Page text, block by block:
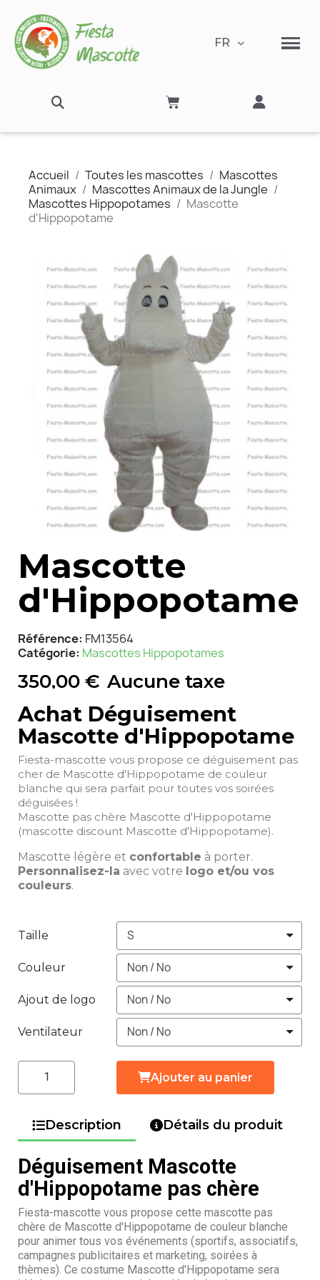
FR
Accueil Toutes les mascottes
Mascottes
Animaux
Mascottes Animaux de la Jungle
Mascottes Hippopotames
Mascotte
d'Hippopotame
Mascotte
d'Hippopotame
Référence FM13564
Catégorie Mascottes Hippopotames
350,00 € Aucune taxe
Achat Déguisement
Mascotte d'Hippopotame
Fiesta-mascotte vous propose ce déguisement pas
cher de Mascotte d'Hippopotame de couleur
blanche qui sera parfait pour toutes vos soirées
déguisées !
Mascotte pas chère Mascotte d'Hippopotame
(mascotte discount Mascotte d'Hippopotame).
Mascotte légère et confortable à porter.
Personnalisez-la avec votre logo et/ou vos
couleurs.
Taille
Couleur
Ajout de logo
Ventilateur
Ajouter au panier
Description Détails du produit
Déguisement Mascotte
d'Hippopotame pas chère
Fiesta-mascotte vous propose cette mascotte pas
chère de Mascotte d'Hippopotame de couleur blanche
pour animer tous vos événements (sportifs, associatifs,
campagnes publicitaires et marketing, soirées à
thèmes). Ce costume Mascotte d'Hippopotame sera